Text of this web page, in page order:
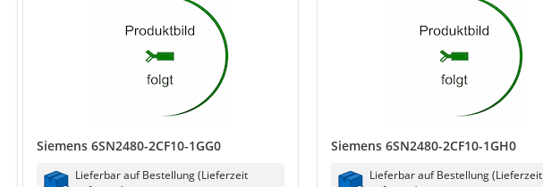
Siemens 6SN2480-2CF10-1GG0
Lieferbar auf Bestellung (Lieferzeit
Siemens 6SN2480-2CF10-1GH0
Lieferbar auf Bestellung (Lieferzeit